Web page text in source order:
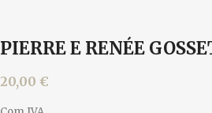
PIERRE E RENÉE
20,00 €